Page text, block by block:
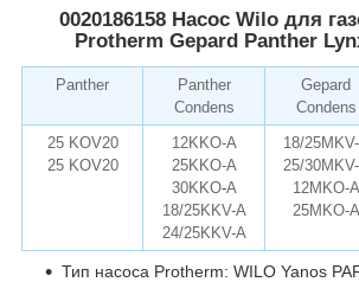
0020186158 Насос Wilo для
Protherm Gepard Panther
Panther
Panther
Condens
Gepard
Condens
25 KOV20
25 KOV20
12KKO-A
25KKO-A
30KKO-A
18/25KKV-A
24/25KKV-A
18/
25/
12MKO-A
25MKO-A
Тип насоса Protherm: WILO Yanos